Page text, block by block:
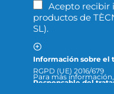
Acepto recibir
productos de
SL).
Información sobre el
RGPD (UE) 2016/679
Responsable del
Para más